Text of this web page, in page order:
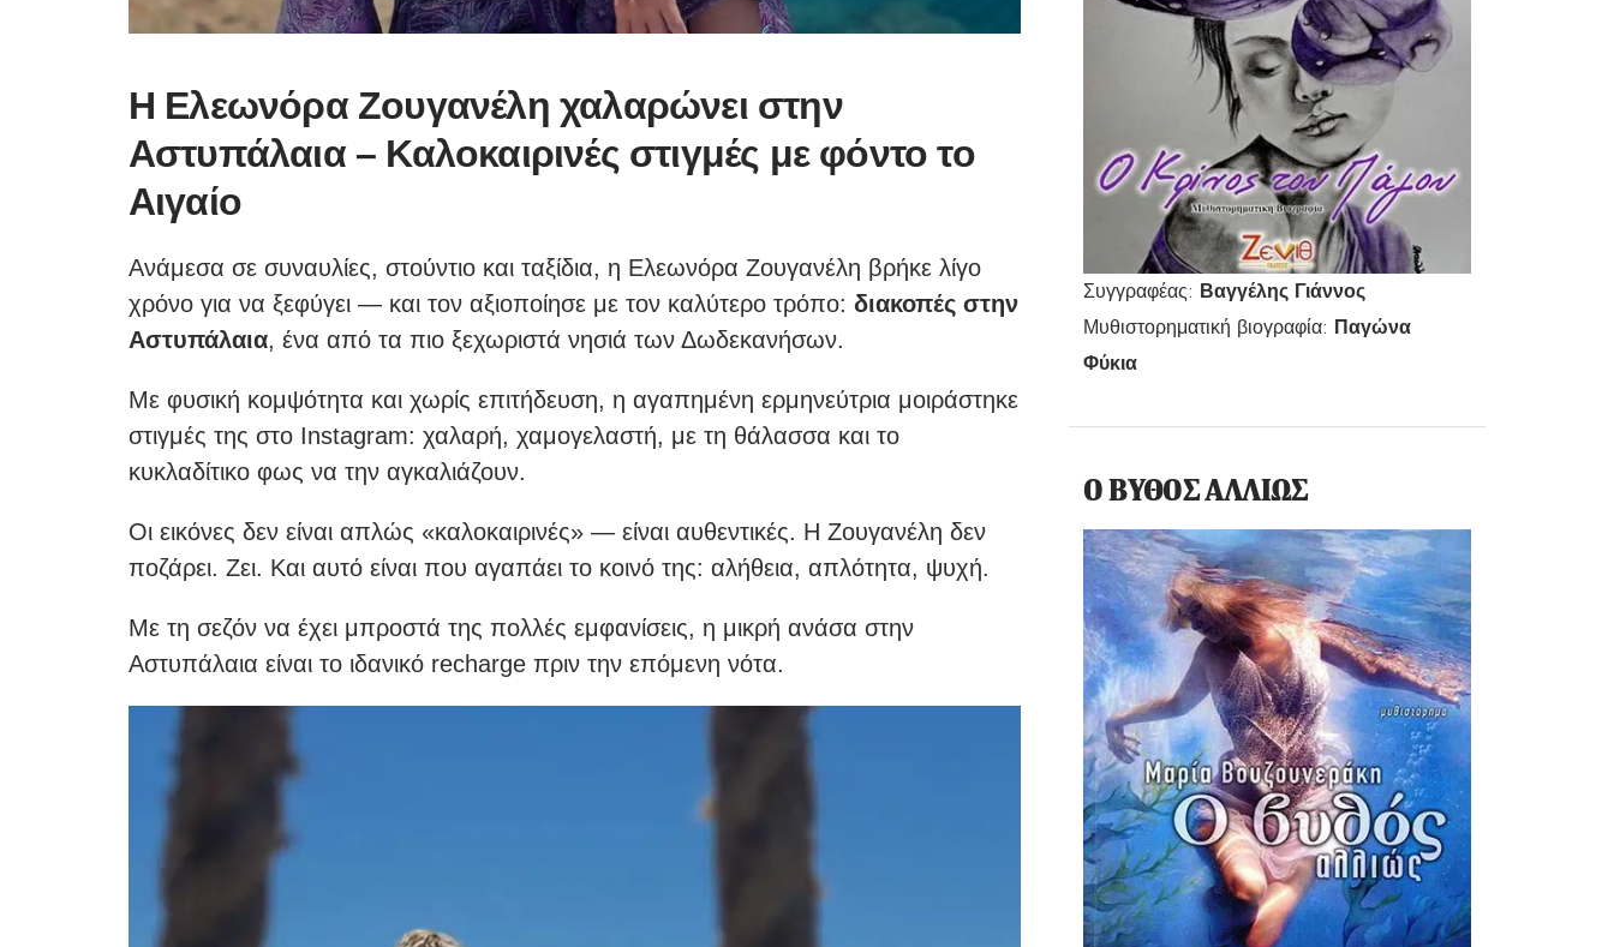
Συγγραφέας: Βαγγέλης Γιάννος
Μυθιστορηματική βιογραφία: Παγώνα
Φύκια
Ο ΒΥΘΟΣ ΑΛΛΙΩΣ
Η Ελεωνόρα Ζουγανέλη χαλαρώνει στην
Αστυπάλαια – Καλοκαιρινές στιγμές με φόντο το
Αιγαίο
Ανάμεσα σε συναυλίες, στούντιο και ταξίδια, η Ελεωνόρα Ζουγανέλη βρήκε λίγο
χρόνο για να ξεφύγει — και τον αξιοποίησε με τον καλύτερο τρόπο: διακοπές στην
Αστυπάλαια, ένα από τα πιο ξεχωριστά νησιά των Δωδεκανήσων.
Με φυσική κομψότητα και χωρίς επιτήδευση, η αγαπημένη ερμηνεύτρια μοιράστηκε
στιγμές της στο Instagram: χαλαρή, χαμογελαστή, με τη θάλασσα και το
κυκλαδίτικο φως να την αγκαλιάζουν.
Οι εικόνες δεν είναι απλώς «καλοκαιρινές» — είναι αυθεντικές. Η Ζουγανέλη δεν
ποζάρει. Ζει. Και αυτό είναι που αγαπάει το κοινό της: αλήθεια, απλότητα, ψυχή.
Με τη σεζόν να έχει μπροστά της πολλές εμφανίσεις, η μικρή ανάσα στην
Αστυπάλαια είναι το ιδανικό recharge πριν την επόμενη νότα.